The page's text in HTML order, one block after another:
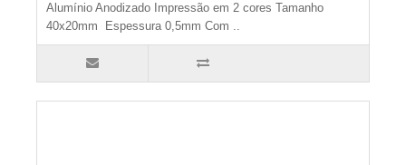
Alumínio Anodizado Impressão em 2 cores Tamanho
40x20mm Espessura 0,5mm Com ..